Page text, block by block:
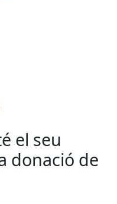
el seu
donació de